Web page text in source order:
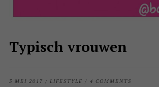
Typisch vrouwen
3 MEI 2017 / LIFESTYLE / 4 COMMENTS